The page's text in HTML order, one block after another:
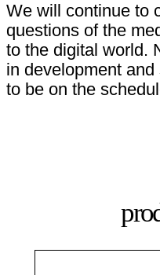
We will continue to
questions of the
to the digital world.
in development
to be on the